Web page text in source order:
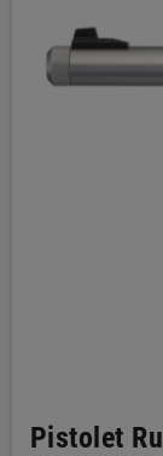
Pistolet